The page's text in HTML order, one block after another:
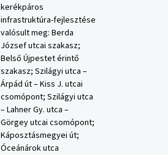
kerékpáros
infrastruktúra-fejlesztése
valósult meg: Berda
József utcai szakasz;
Belső Újpestet érintő
szakasz; Szilágyi utca –
Árpád út – Kiss J. utcai
csomópont; Szilágyi utca
– Lahner Gy. utca –
Görgey utcai csomópont;
Káposztásmegyei út;
Óceánárok utca